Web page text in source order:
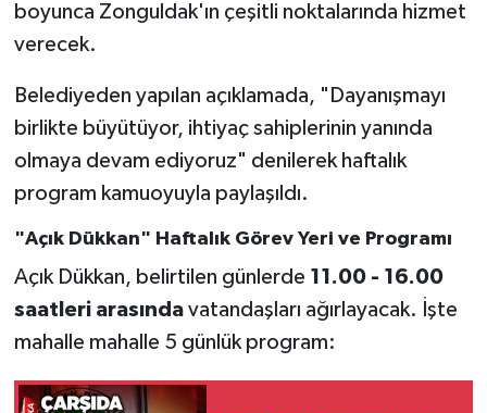
boyunca Zonguldak'ın çeşitli noktalarında hizmet
verecek.
Belediyeden yapılan açıklamada, "Dayanışmayı
birlikte büyütüyor, ihtiyaç sahiplerinin yanında
olmaya devam ediyoruz" denilerek haftalık
program kamuoyuyla paylaşıldı.
"Açık Dükkan" Haftalık Görev Yeri ve Programı
Açık Dükkan, belirtilen günlerde 11.00 - 16.00
saatleri arasındavatandaşları ağırlayacak. İşte
mahalle mahalle 5 günlük program:
Kültür - Sanat
MAGAZİN
Resmi İlan
Sağlık